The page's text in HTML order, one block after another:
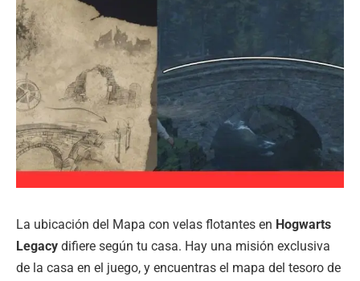
La ubicación del Mapa con velas flotantes en Hogwarts
Legacy difiere según tu casa. Hay una misión exclusiva
de la casa en el juego, y encuentras el mapa del tesoro de